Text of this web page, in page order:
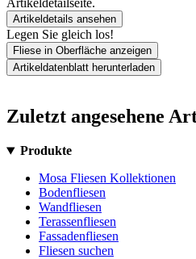
Artikeldetails ansehen
Legen Sie gleich los!
Fliese in Oberfläche anzeigen
Artikeldatenblatt herunterladen
Zuletzt angesehene
Produkte
Mosa Fliesen Kollektionen
Bodenfliesen
Wandfliesen
Terassenfliesen
Fassadenfliesen
Fliesen suchen